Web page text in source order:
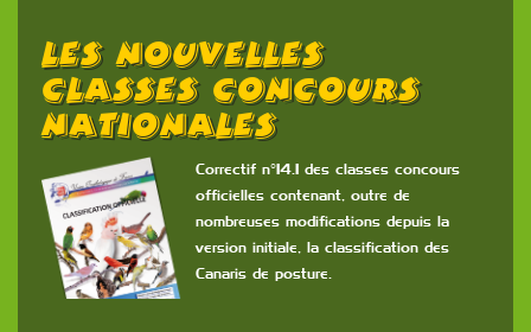
Les Nouvelles
Classes Concours
Nationales
Correctif n°14.1 des classes concours
officielles contenant, outre de
nombreuses modifications depuis la
version initiale, la classification des
Canaris de posture.